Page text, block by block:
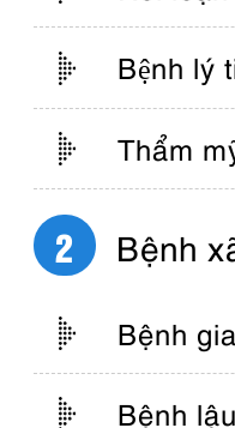
Bệnh lý
Thẩm
Bệnh
Bệnh
Bệnh lậu